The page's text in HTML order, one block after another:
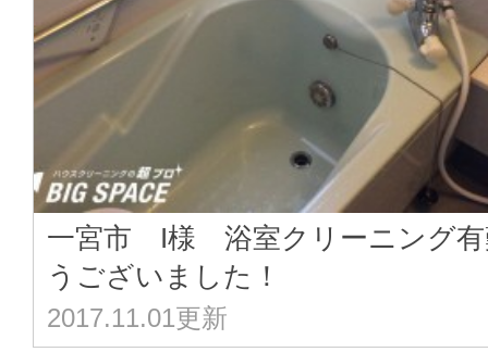
一宮市 I様 浴室クリーニング有
うございました！
2017.11.01更新